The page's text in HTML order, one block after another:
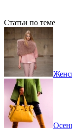
Статьи по теме